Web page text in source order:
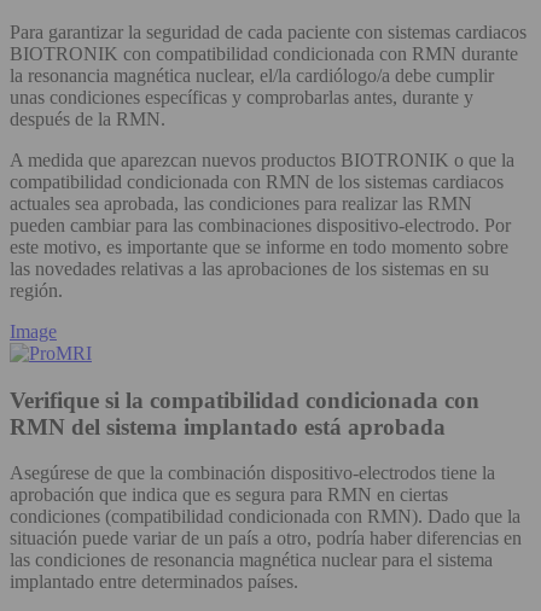
Para garantizar la seguridad de cada paciente con sistemas cardiacos
BIOTRONIK con compatibilidad condicionada con RMN durante
la resonancia magnética nuclear, el/la cardiólogo/a debe cumplir
unas condiciones específicas y comprobarlas antes, durante y
después de la RMN.
A medida que aparezcan nuevos productos BIOTRONIK o que la
compatibilidad condicionada con RMN de los sistemas cardiacos
actuales sea aprobada, las condiciones para realizar las RMN
pueden cambiar para las combinaciones dispositivo-electrodo. Por
este motivo, es importante que se informe en todo momento sobre
las novedades relativas a las aprobaciones de los sistemas en su
región.
Image
Verifique si la compatibilidad condicionada con
RMN del sistema implantado está aprobada
Asegúrese de que la combinación dispositivo-electrodos tiene la
aprobación que indica que es segura para RMN en ciertas
condiciones (compatibilidad condicionada con RMN). Dado que la
situación puede variar de un país a otro, podría haber diferencias en
las condiciones de resonancia magnética nuclear para el sistema
implantado entre determinados países.